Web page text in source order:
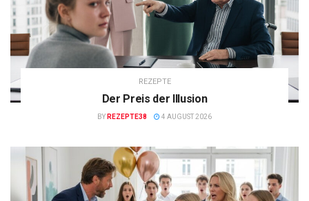
REZEPTE
Der Preis der Illusion
BY REZEPTE38 4 AUGUST 2026